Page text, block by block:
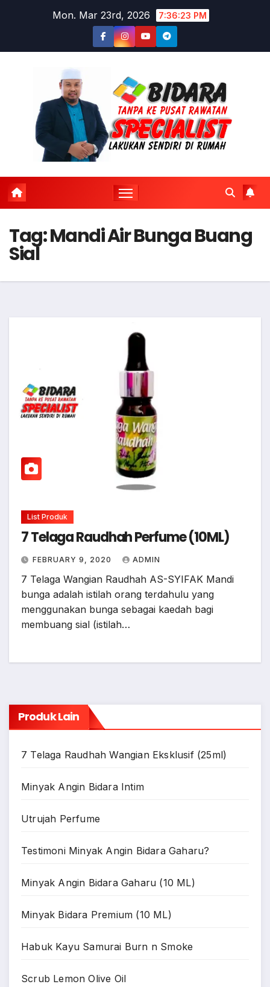
Mon. Mar 23rd, 2026 7:36:24 PM
Tag:Mandi Air Bunga Buang
Sial
List Produk
7 Telaga Raudhah Perfume (10ML)
FEBRUARY 9, 2020 ADMIN
7 Telaga Wangian Raudhah AS-SYIFAK Mandi
bunga adalah istilah orang terdahulu yang
menggunakan bunga sebagai kaedah bagi
membuang sial (istilah…
Produk Lain
7 Telaga Raudhah Wangian Eksklusif (25ml)
Minyak Angin Bidara Intim
Utrujah Perfume
Testimoni Minyak Angin Bidara Gaharu?
Minyak Angin Bidara Gaharu (10 ML)
Minyak Bidara Premium (10 ML)
Habuk Kayu Samurai Burn n Smoke
Scrub Lemon Olive Oil